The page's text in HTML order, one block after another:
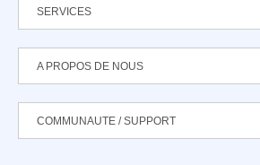
SERVICES
A PROPOS DE NOUS
COMMUNAUTE / SUPPORT